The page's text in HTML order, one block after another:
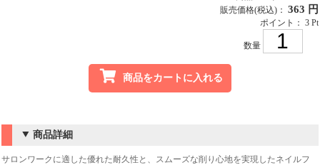
販売価格(税込)： 363 円
ポイント： 3 Pt
数量
商品をカートに入れる
商品詳細
サロンワークに適した優れた耐久性と、スムーズな削り心地を実現したネイルフ